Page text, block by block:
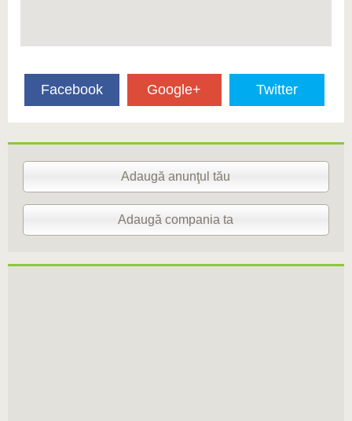
Facebook Google+ Twitter
Adaugă anunţul tău
Adaugă compania ta